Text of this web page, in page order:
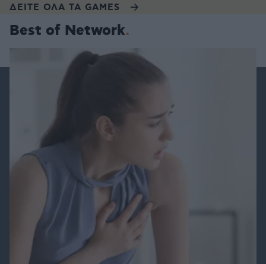
ΔΕΙΤΕ ΟΛΑ ΤΑ GAMES
Best of Network